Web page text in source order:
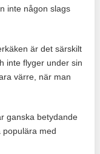
inte någon slags
är det särskilt
inte flyger under sin
värre, när man
ganska betydande
populära med